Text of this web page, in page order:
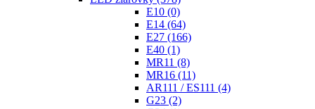
E10 (0)
E14 (64)
E27 (166)
E40 (1)
MR11 (8)
MR16 (11)
AR111 / ES111 (4)
G23 (2)